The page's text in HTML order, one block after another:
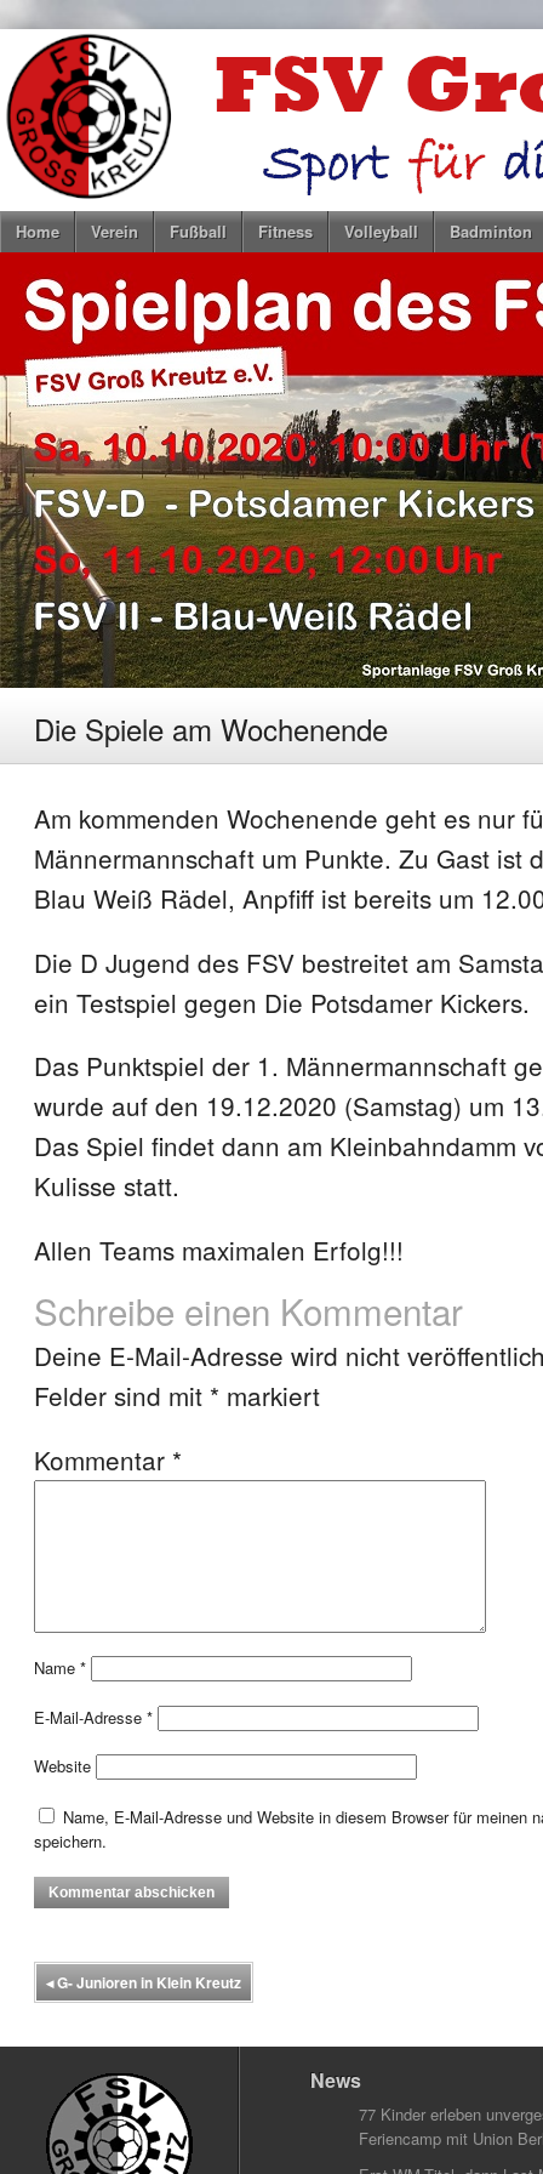
Home Verein Fußball Fitness Volleyball Badminton
Die Spiele am Wochenende
Am kommenden Wochenende geht es nur
Männermannschaft um Punkte. Zu Gast ist
Blau Weiß Rädel, Anpfiff ist bereits um
Die D Jugend des FSV bestreitet am
ein Testspiel gegen Die Potsdamer Kickers.
Das Punktspiel der 1. Männermannschaft
wurde auf den 19.12.2020 (Samstag) um
Das Spiel findet dann am Kleinbahndamm
Kulisse statt.
Allen Teams maximalen Erfolg!!!
Schreibe einen Kommentar
Deine E-Mail-Adresse wird nicht
Felder sind mit * markiert
Kommentar *
Name *
E-Mail-Adresse *
Website
Name, E-Mail-Adresse und Website in diesem Browser für meinen
speichern.
◂G- Junioren in Klein Kreutz
News
77 Kinder erleben
Feriencamp mit Union